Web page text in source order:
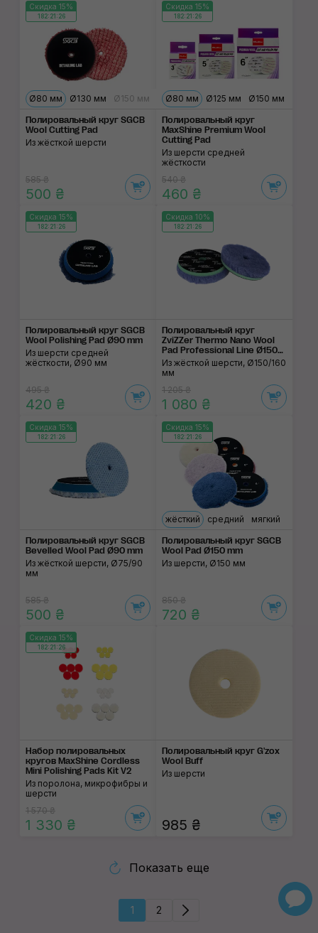
Скидка 15%
182:21:26
Ø80 мм Ø130 мм Ø150 мм
Полировальный круг SGCB
Wool Cutting Pad
Из жёсткой шерсти
585 ₴
500 ₴
Скидка 15%
182:21:26
Ø80 мм Ø125 мм Ø150 мм
Полировальный круг
MaxShine Premium Wool
Cutting Pad
Из шерсти средней
жёсткости
540 ₴
460 ₴
Скидка 15%
182:21:26
Полировальный круг SGCB
Wool Polishing Pad Ø90 mm
Из шерсти средней
жёсткости, Ø90 мм
495 ₴
420 ₴
Скидка 10%
182:21:26
Полировальный круг
ZviZZer Thermo Nano Wool
Pad Professional Line Ø150
mm
Из жёсткой шерсти, Ø150/160
мм
1 205 ₴
1 080 ₴
Скидка 15%
182:21:26
Полировальный круг SGCB
Bevelled Wool Pad Ø90 mm
Из жёсткой шерсти, Ø75/90
мм
585 ₴
500 ₴
Скидка 15%
182:21:26
жёсткий средний мягкий
Полировальный круг SGCB
Wool Pad Ø150 mm
Из шерсти, Ø150 мм
850 ₴
720 ₴
Скидка 15%
182:21:26
Набор полировальных
кругов MaxShine Cordless
Mini Polishing Pads Kit V2
Из поролона, микрофибры и
шерсти
1 570 ₴
1 330 ₴
Полировальный круг G'zox
Wool Buff
Из шерсти
985 ₴
Показать еще
1 2